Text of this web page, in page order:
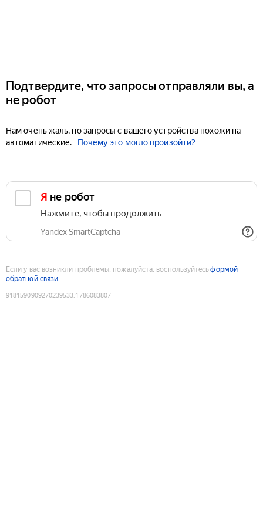
Подтвердите, что запросы отправляли вы, а
не робот
Нам очень жаль, но запросы с вашего устройства похожи на
автоматические.
Почему это могло произойти?
Я не робот
Нажмите, чтобы продолжить
Yandex SmartCaptcha
Если у вас возникли проблемы, пожалуйста, воспользуйтесьформой
обратной связи
9181590909270239533:1786083807